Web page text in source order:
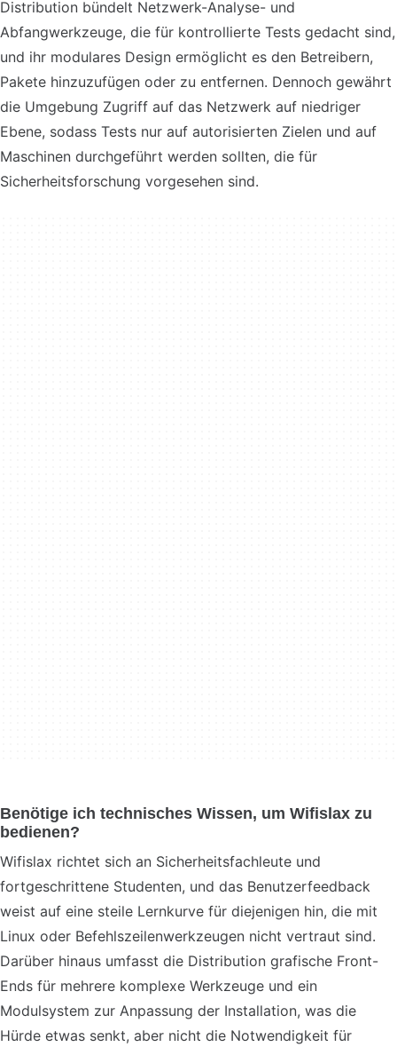
Distribution bündelt Netzwerk-Analyse- und
Abfangwerkzeuge, die für kontrollierte Tests gedacht sind,
und ihr modulares Design ermöglicht es den Betreibern,
Pakete hinzuzufügen oder zu entfernen. Dennoch gewährt
die Umgebung Zugriff auf das Netzwerk auf niedriger
Ebene, sodass Tests nur auf autorisierten Zielen und auf
Maschinen durchgeführt werden sollten, die für
Sicherheitsforschung vorgesehen sind.
Benötige ich technisches Wissen, um Wifislax zu
bedienen?
Wifislax richtet sich an Sicherheitsfachleute und
fortgeschrittene Studenten, und das Benutzerfeedback
weist auf eine steile Lernkurve für diejenigen hin, die mit
Linux oder Befehlszeilenwerkzeugen nicht vertraut sind.
Darüber hinaus umfasst die Distribution grafische Front-
Ends für mehrere komplexe Werkzeuge und ein
Modulsystem zur Anpassung der Installation, was die
Hürde etwas senkt, aber nicht die Notwendigkeit für